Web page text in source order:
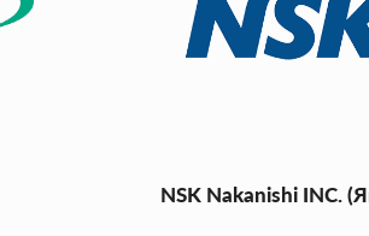
NSK Nakanishi INC.